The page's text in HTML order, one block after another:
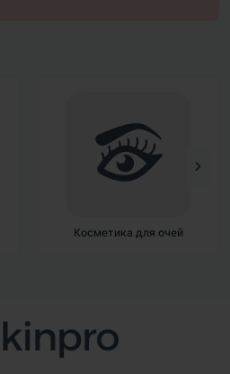
Косметика для очей